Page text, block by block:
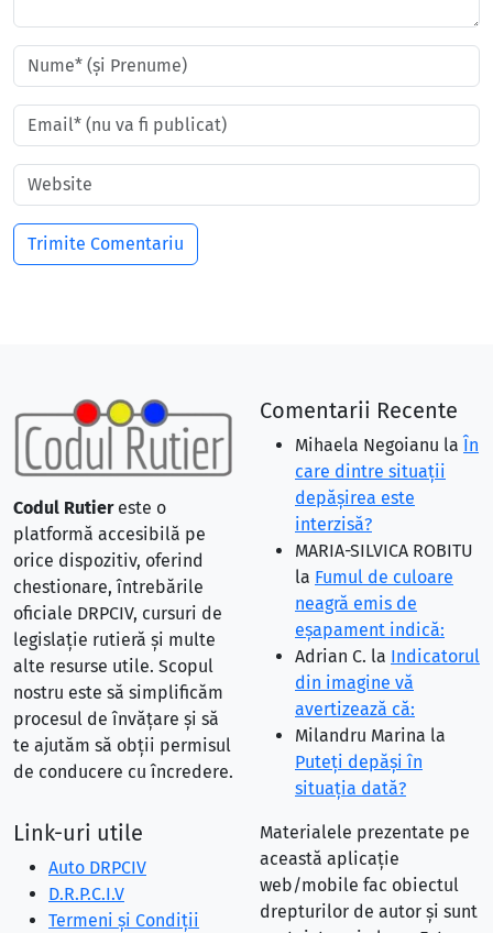
Codul Rutiereste o
platformă accesibilă pe
orice dispozitiv, oferind
chestionare, întrebările
oficiale DRPCIV, cursuri de
legislație rutieră și multe
alte resurse utile. Scopul
nostru este să simplificăm
procesul de învățare și să
te ajutăm să obții permisul
de conducere cu încredere.
Comentarii Recente
Mihaela Negoianu la În
care dintre situaţii
depăşirea este
interzisă?
MARIA-SILVICA ROBITU
la Fumul de culoare
neagră emis de
eşapament indică:
Adrian C. la Indicatorul
din imagine vă
avertizează că:
Milandru Marina la
Puteţi depăşi în
situaţia dată?
Link-uri utile
Auto DRPCIV
D.R.P.C.I.V
Termeni și Condiții
Materialele prezentate pe
această aplicație
web/mobile fac obiectul
drepturilor de autor și sunt